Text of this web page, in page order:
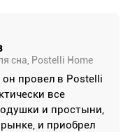
сна, Postelli Home
провел в Postelli
все
и простыни,
и приобрел